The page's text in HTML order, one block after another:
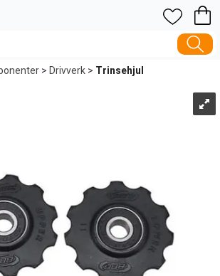
>Drivverk>Trinsehjul